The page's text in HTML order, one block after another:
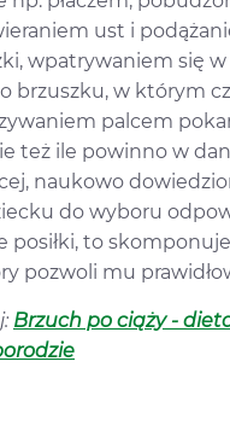
ust i
wpatrywaniem się
brzuszku, w którym
palcem
też ile powinno w
naukowo
do wyboru
posiłki, to
pozwoli mu
Brzuch po ciąży -